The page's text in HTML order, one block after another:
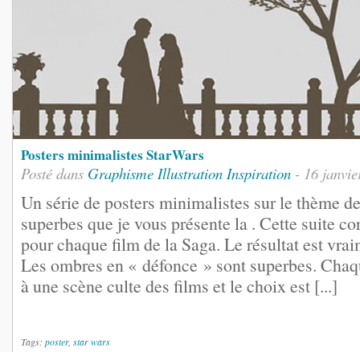
Posters minimalistes StarWars
Posté dans Graphisme Illustration Inspiration - 16
Un série de posters minimalistes sur le thème
superbes que je vous présente la . Cette suite
pour chaque film de la Saga. Le résultat est
Les ombres en « défonce » sont superbes.
à une scène culte des films et le choix est [...]
Tags: poster, star wars